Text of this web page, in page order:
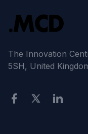
The Innovation
5SH, United